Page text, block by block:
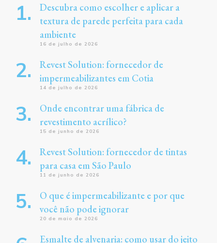
Descubra como escolher e aplicar a
textura de parede perfeita para cada
ambiente
16 de julho de 2026
Revest Solution: fornecedor de
impermeabilizantes em Cotia
14 de julho de 2026
Onde encontrar uma fábrica de
revestimento acrílico?
15 de junho de 2026
Revest Solution: fornecedor de tintas
para casa em São Paulo
11 de junho de 2026
O que é impermeabilizante e por que
você não pode ignorar
20 de maio de 2026
Esmalte de alvenaria: como usar do jeito